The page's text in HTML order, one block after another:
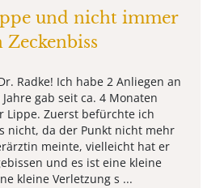
und nicht immer
Radke! Ich habe 2 Anliegen an
gab seit ca. 4 Monaten
Lippe. Zuerst befürchte ich
nicht, da der Punkt nicht mehr
meinte, vielleicht hat er
und es ist eine kleine
kleine Verletzung s ...